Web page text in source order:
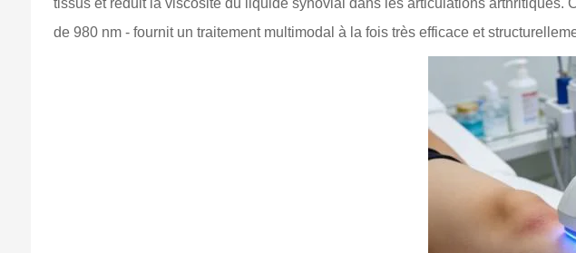
de 980 nm - fournit un traitement multimodal à la fois très efficace et